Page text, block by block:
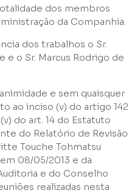
dos membros
da Companhia.
dos trabalhos o Sr.
e o Sr. Marcus Rodrigo de
e sem quaisquer
ao inciso (v) do artigo 142
do art. 14 do Estatuto
do Relatório de Revisão
Touche Tohmatsu
08/05/2013 e da
e do Conselho
realizadas nesta